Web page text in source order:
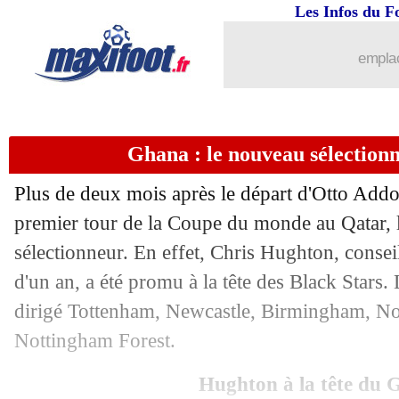
Les Infos du
Ghana : le nouveau
Plus de deux mois après le départ d'Otto
premier tour de la Coupe du monde au
sélectionneur. En effet, Chris Hughton,
d'un an, a été promu à la tête des Black
dirigé Tottenham, Newcastle, Birmingham,
Nottingham Forest.
Hughton à la tête du
: à Paris sans Mané
13/02 PSG: contre le Bayern avec Mbappé
: Rabiot flou sur son avenir
13/02 PSV: Xavi Simons n'oublie pas Paris
13/02 PSG: Riolo allume Marquinhos
13/02 Strasbourg: Liénard-Kandil, la
13/02 Divers